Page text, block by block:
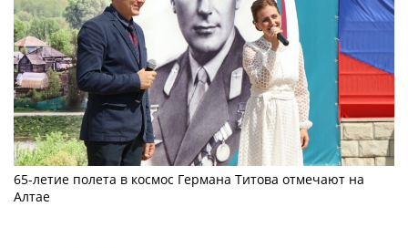
65-летие полета в космос Германа Титова отмечают на
Алтае